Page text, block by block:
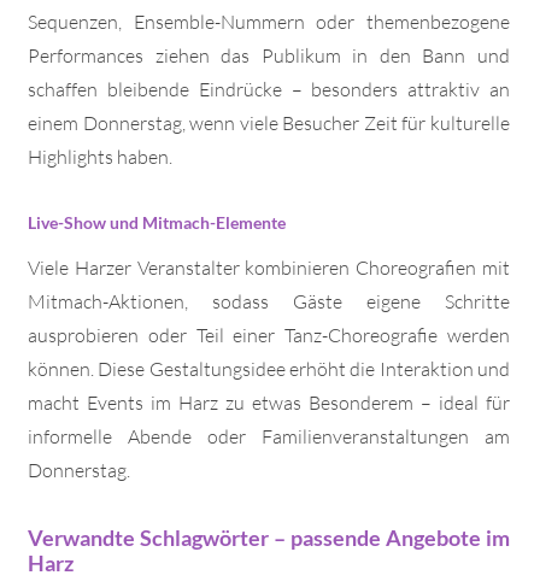
Sequenzen, Ensemble-Nummern oder themenbezogene
Performances ziehen das Publikum in den Bann und
schaffen bleibende Eindrücke – besonders attraktiv an
einem Donnerstag, wenn viele Besucher Zeit für kulturelle
Highlights haben.
Live-Show und Mitmach-Elemente
Viele Harzer Veranstalter kombinieren Choreografien mit
Mitmach-Aktionen, sodass Gäste eigene Schritte
ausprobieren oder Teil einer Tanz-Choreografie werden
können. Diese Gestaltungsidee erhöht die Interaktion und
macht Events im Harz zu etwas Besonderem – ideal für
informelle Abende oder Familienveranstaltungen am
Donnerstag.
Verwandte Schlagwörter – passende Angebote im
Harz